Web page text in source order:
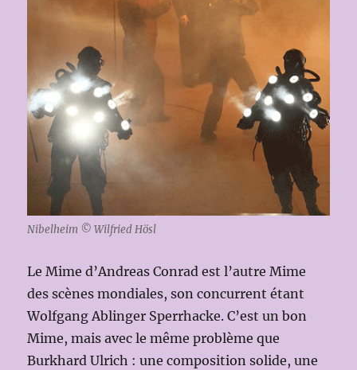
Nibelheim © Wilfried Hösl
Le Mime d’Andreas Conrad est l’autre Mime
des scènes mondiales, son concurrent étant
Wolfgang Ablinger Sperrhacke. C’est un bon
Mime, mais avec le même problème que
Burkhard Ulrich : une composition solide, une